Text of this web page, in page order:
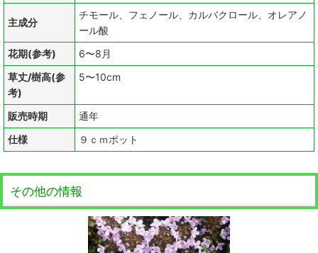
主成分
チモール、フェノール、カルバクロール、オレアノ
ール酸
花期(参考)
6〜8月
草丈/樹高(参
考)
5〜10cm
販売時期
通年
仕様
９ｃｍポット
その他の情報